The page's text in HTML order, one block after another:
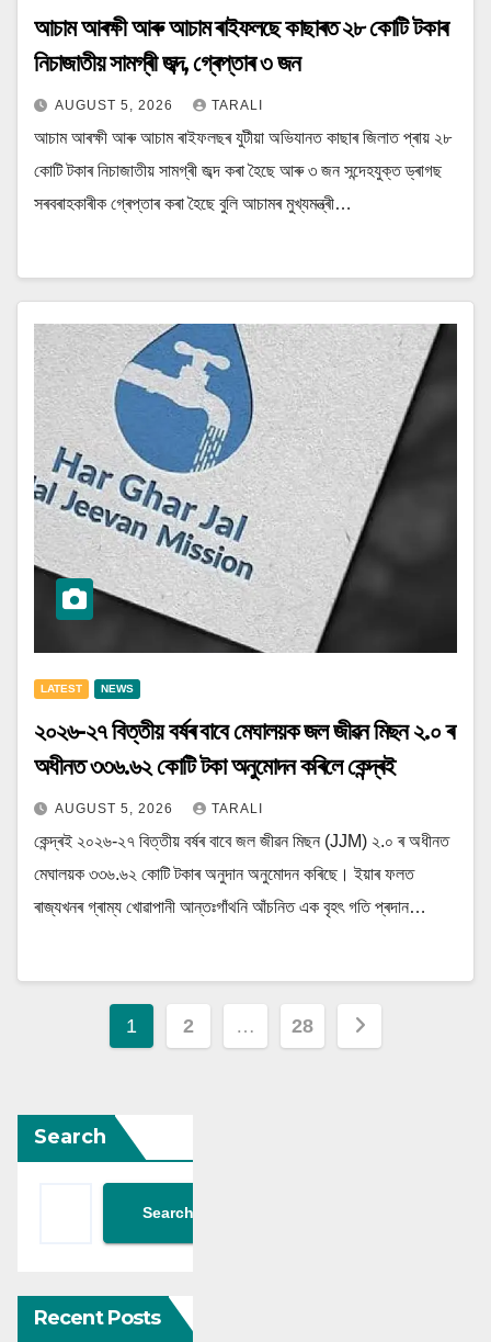
আচাম আৰক্ষী আৰু আচাম ৰাইফলছে কাছাৰত ২৮ কোটি টকাৰ
নিচাজাতীয় সামগ্ৰী জব্দ, গ্ৰেপ্তাৰ ৩ জন
AUGUST 5, 2026 TARALI
আচাম আৰক্ষী আৰু আচাম ৰাইফলছৰ যুটীয়া অভিযানত কাছাৰ জিলাত প্ৰায় ২৮
কোটি টকাৰ নিচাজাতীয় সামগ্ৰী জব্দ কৰা হৈছে আৰু ৩ জন সন্দেহযুক্ত ড্ৰাগছ
সৰবৰাহকাৰীক গ্ৰেপ্তাৰ কৰা হৈছে বুলি আচামৰ মুখ্যমন্ত্ৰী…
LATEST NEWS
২০২৬-২৭ বিত্তীয় বৰ্ষৰ বাবে মেঘালয়ক জল জীৱন মিছন ২.০ ৰ
অধীনত ৩৩৬.৬২ কোটি টকা অনুমোদন কৰিলে কেন্দ্ৰই
AUGUST 5, 2026 TARALI
কেন্দ্ৰই ২০২৬-২৭ বিত্তীয় বৰ্ষৰ বাবে জল জীৱন মিছন (JJM) ২.০ ৰ অধীনত
মেঘালয়ক ৩৩৬.৬২ কোটি টকাৰ অনুদান অনুমোদন কৰিছে। ইয়াৰ ফলত
ৰাজ্যখনৰ গ্ৰাম্য খোৱাপানী আন্তঃগাঁথনি আঁচনিত এক বৃহৎ গতি প্ৰদান…
Posts
1 2 … 28
Search
Search
Recent Posts